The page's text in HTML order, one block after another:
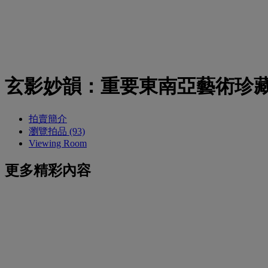
玄影妙韻：重要東南亞藝術珍
拍賣簡介
瀏覽拍品 (93)
Viewing Room
更多精彩內容